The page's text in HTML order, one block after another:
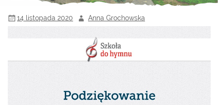
14 listopada 2020 Anna Grochowska